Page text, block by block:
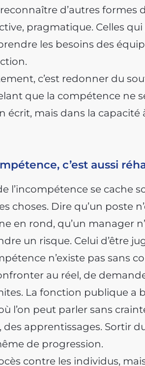
d’autres formes
pragmatique. Celles
les besoins des
c’est redonner du
que la compétence ne
écrit, mais dans la capacité
c’est aussi
l’incompétence se cache
choses. Dire qu’un poste
en rond, qu’un manager
un risque. Celui d’être
n’existe pas sans
au réel, de
La fonction publique a
l’on peut parler sans
des apprentissages. Sortir
de progression.
contre les individus,